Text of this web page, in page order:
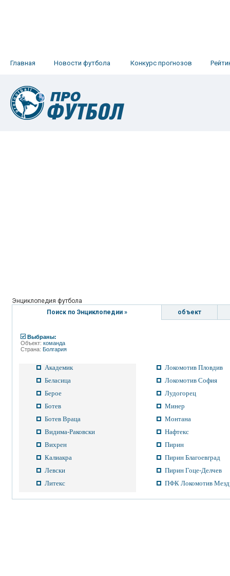
Главная Новости футбола Конкурс прогнозов
Энциклопедия футбола
Поиск по Энциклопедии »
объект
Выбраны:
Объект: команда
Страна: Болгария
Академик
Беласица
Берое
Ботев
Ботев Враца
Видима-Раковски
Вихрен
Калиакра
Левски
Литекс
Локомотив Пловдив
Локомотив София
Лудогорец
Минер
Монтана
Нафтекс
Пирин
Пирин Благоевград
Пирин Гоце-Делчев
ПФК Локомотив